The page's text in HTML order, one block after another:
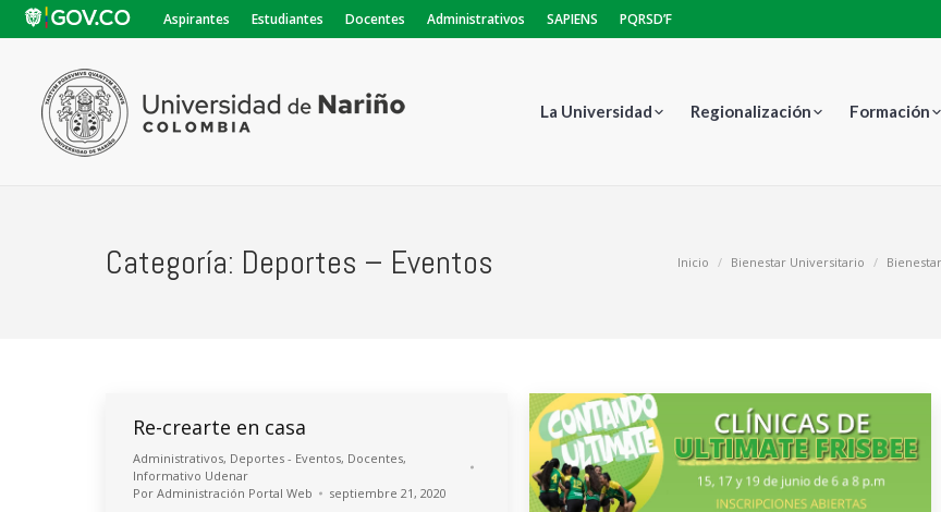
Aspirantes Estudiantes Docentes Administrativos SAPIENS PQRSD’F
La Universidad Regionalización Formación
Categoría: Deportes – Eventos Inicio Bienestar Universitario
Re-crearte en casa
Administrativos, Deportes - Eventos, Docentes,
Informativo Udenar
Por Administración Portal Web septiembre 21, 2020